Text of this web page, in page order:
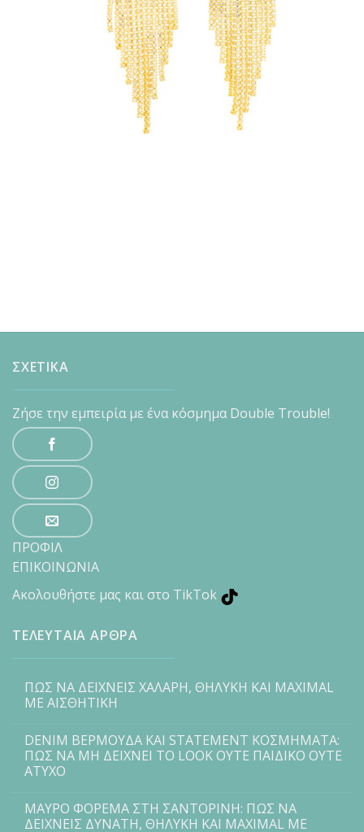
ΣΧΕΤΙΚΑ
Ζήσε την εμπειρία με ένα κόσμημα Double Trouble!
ΠΡΟΦΙΛ
ΕΠΙΚΟΙΝΩΝΙΑ
Ακολουθήστε μας και στο TikTok
ΤΕΛΕΥΤΑΙΑ ΑΡΘΡΑ
ΠΩΣ ΝΑ ΔΕΙΧΝΕΙΣ ΧΑΛΑΡΗ, ΘΗΛΥΚΗ ΚΑΙ MAXIMAL
ΜΕ ΑΙΣΘΗΤΙΚΗ
DENIM ΒΕΡΜΟΥΔΑ ΚΑΙ STATEMENT ΚΟΣΜΗΜΑΤΑ:
ΠΩΣ ΝΑ ΜΗ ΔΕΙΧΝΕΙ ΤΟ LOOK ΟΥΤΕ ΠΑΙΔΙΚΟ ΟΥΤΕ
ΑΤΥΧΟ
ΜΑΥΡΟ ΦΟΡΕΜΑ ΣΤΗ ΣΑΝΤΟΡΙΝΗ: ΠΩΣ ΝΑ
ΔΕΙΧΝΕΙΣ ΔΥΝΑΤΗ, ΘΗΛΥΚΗ ΚΑΙ MAXIMAL ΜΕ